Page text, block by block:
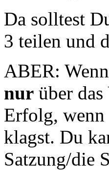
Da solltest
3 teilen und
ABER:
nur über
Erfolg, wenn
klagst. Du
Satzung/die